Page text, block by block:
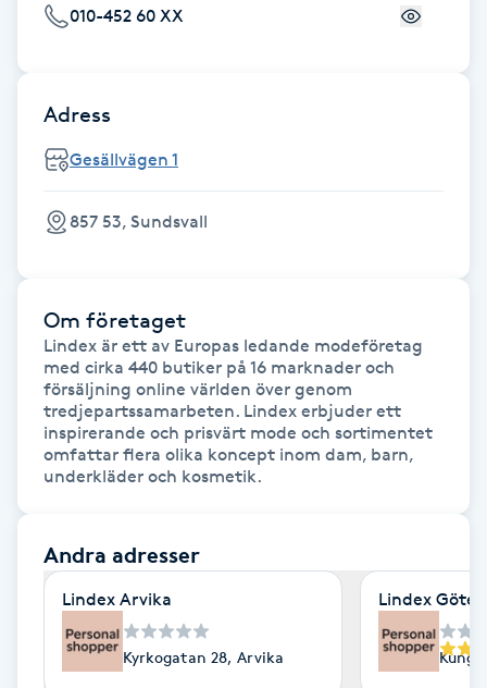
Cryoterapi
Dermapen
Diamantslipning
Enzympeeling
Extensions
Extensions borttagning
Face framing
Faceliftmassage
010-452 60 XX
Adress
Gesällvägen 1
857 53, Sundsvall
Om företaget
Lindex är ett av Europas ledande modeföretag
med cirka 440 butiker på 16 marknader och
försäljning online världen över genom
tredjepartssamarbeten. Lindex erbjuder ett
inspirerande och prisvärt mode och sortimentet
omfattar flera olika koncept inom dam, barn,
underkläder och kosmetik.
Andra adresser
Lindex Arvika
Kyrkogatan 28, Arvika
Lindex